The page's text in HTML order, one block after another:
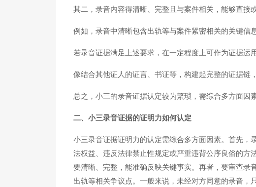
其二，录音内容得清晰、完整且与案件相关，能够直接
例如，录音中清晰包含出轨等与案件紧密相关的关键信息
若录音证据满足上述要求，在一定程度上可作为证据运
像结合其他证人的证言、书证等，构建起完整的证据链
总之，小三的录音证据认定较为繁琐，需综合多方面因
二、小三录音证据的证明力如何认定
小三录音证据证明力的认定需综合多方面因素。首先，
法权益、违反法律禁止性规定或严重违背公序良俗的方
要清晰、完整，能准确反映关键事实。再者，要审查录
出轨等相关争议点。一般来说，未经对方同意的录音，